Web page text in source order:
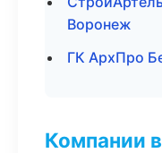
Воронеж
ГК АрхПро
Компании